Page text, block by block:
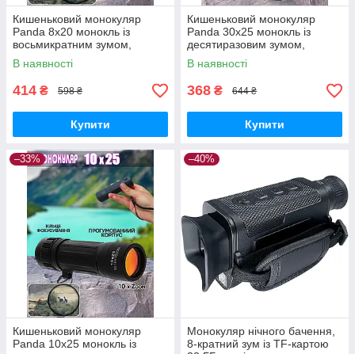
Кишеньковий монокуляр
Panda 8x20 монокль із
восьмикратним зумом,
металевий + чохол
В наявності
414 ₴ 598 ₴
Купити
Кишеньковий монокуляр
Panda 30x25 монокль із
десятиразовим зумом,
прогумований + чохол
В наявності
368 ₴ 644 ₴
Купити
–33%
Кишеньковий монокуляр
Panda 10x25 монокль із
–40%
Монокуляр нічного бачення,
8-кратний зум із TF-картою